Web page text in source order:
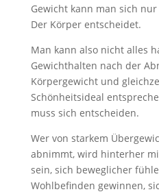
Gewicht kann man sich
Der Körper entscheidet.
Man kann also nicht alles
Gewichthalten nach der
Körpergewicht und
Schönheitsideal
muss sich entscheiden.
Wer von starkem
abnimmt, wird hinterher
sein, sich beweglicher
Wohlbefinden gewinnen,